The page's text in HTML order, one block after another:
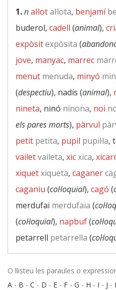
1.nal·lotal·lota, benjamí
buderol, cadell (animal),
expòsitexpòsita (
jove, manyac, marrec
menut menuda, minyó
(despectiu), nadís (animal),
nineta, ninó ninona, noi
els pares morts), pàrvul
petit petita, pupil pupil·la,
vailetvaileta, xicxica,
xiquetxiqueta, caganer
caganiu (col·loquial), cagó (
merdufai merdufaia (
(col·loquial), napbuf(
petarrell petarrella (
O llisteu les paraules o
A - B - C - D - E - F - G - H - I - J -